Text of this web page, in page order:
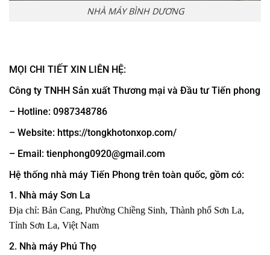
NHÀ MÁY BÌNH DƯƠNG
MỌI CHI TIẾT XIN LIÊN HỆ:
Công ty TNHH Sản xuất Thương mại và Đầu tư Tiến phong
– Hotline: 0987348786
– Website: https://tongkhotonxop.com/
– Email: tienphong0920@gmail.com
Hệ thống nhà máy Tiến Phong trên toàn quốc, gồm có:
1. Nhà máy Sơn La
Địa chỉ: Bản Cang, Phường Chiềng Sinh, Thành phố Sơn La,
Tỉnh Sơn La, Việt Nam
2. Nhà máy Phú Thọ